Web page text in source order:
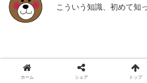
こういう知識、初めて知
ホーム シェア トップ